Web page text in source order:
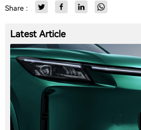
Share :
Latest Article